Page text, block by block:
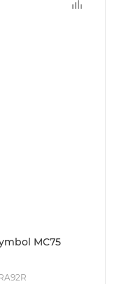
MC75